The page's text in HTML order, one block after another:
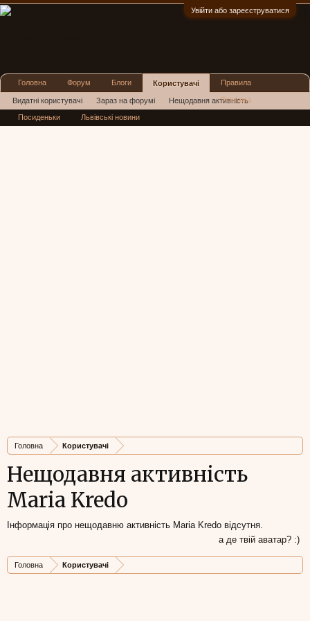
Увійти або зареєструватися
Головна Користувачі
Нещодавня активність
Maria Kredo
Інформація про нещодавню активність Maria Kredo відсутня.
а де твій аватар? :)
Головна Користувачі
Головна Форум Блоги Користувачі
Видатні користувачі Зараз на форумі Нещодавня активність
Нові повідомлення профілю
Правила
Реклама
Посиденьки Львівські новини